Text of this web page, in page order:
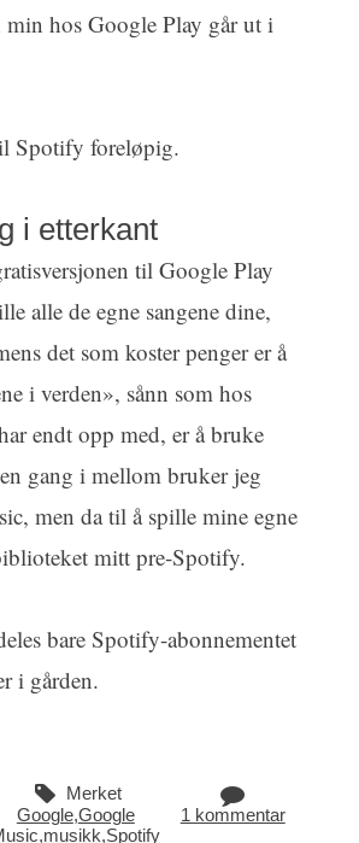
hos Google Play går ut i
Spotify foreløpig.
i etterkant
til Google Play
alle de egne sangene dine,
det som koster penger er å
i verden», sånn som hos
endt opp med, er å bruke
gang i mellom bruker jeg
men da til å spille mine egne
mitt pre-Spotify.
bare Spotify-abonnementet
i gården.
Merket
Google,Google
,musikk,Spotify
1 kommentar